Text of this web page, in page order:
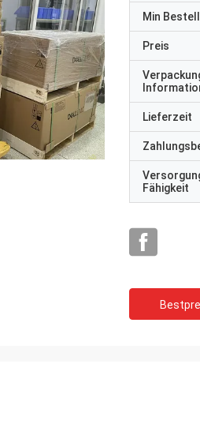
Min
Preis
Lieferzeit
Fähigkeit